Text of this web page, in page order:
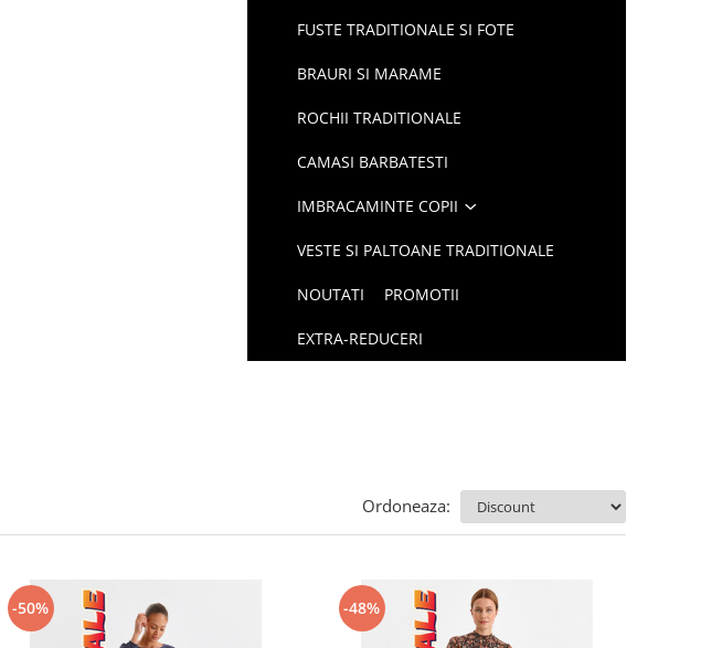
FUSTE TRADITIONALE SI FOTE
BRAURI SI MARAME
ROCHII TRADITIONALE
CAMASI BARBATESTI
IMBRACAMINTE COPII
VESTE SI PALTOANE TRADITIONALE
NOUTATI PROMOTII
EXTRA-REDUCERI
Ordoneaza:
-50% -48%